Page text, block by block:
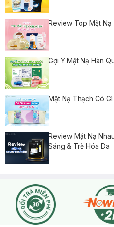
Review Top Mặt Nạ
Gợi Ý Mặt Nạ Hàn
Mặt Nạ Thạch Có
Review Mặt Nạ
Sáng & Trẻ Hóa Da